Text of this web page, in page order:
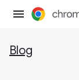
Blog